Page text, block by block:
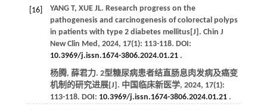
[16] YANG T, XUE JL. Research progress on the
pathogenesis and carcinogenesis of colorectal polyps
in patients with type 2 diabetes mellitus[J]. Chin J
New Clin Med , 2024, 17(1): 113-118. DOI:
10.3969/j.issn.1674-3806.2024.01.21.
杨腾, 薛君力. 2型糖尿病患者结直肠息肉发病及癌变
机制的研究进展[J]. 中国临床新医学, 2024, 17(1):
113-118. DOI: 10.3969/j.issn.1674-3806.2024.01.21.